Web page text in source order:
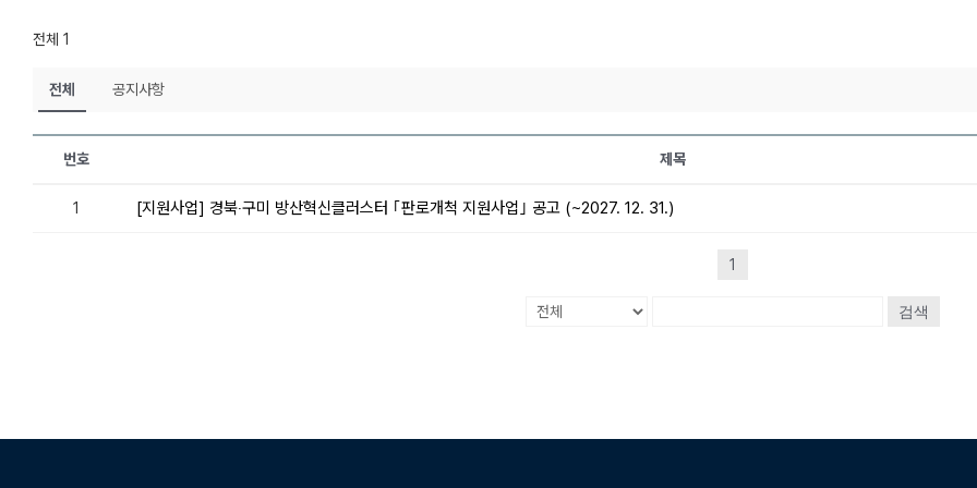
전체 1
전체 공지사항
번호 제목
1 [지원사업] 경북‧구미 방산혁신클러스터 ｢판로개척 지원사업｣ 공고 (~2027. 12. 31.)
1
검색